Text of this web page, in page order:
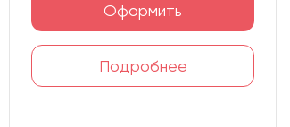
Оформить
Подробнее